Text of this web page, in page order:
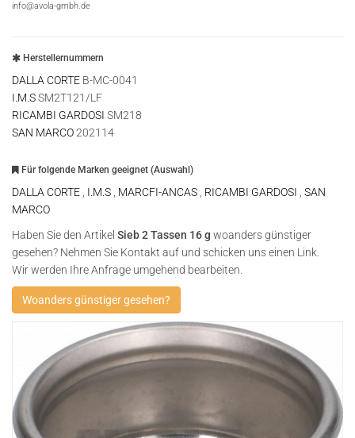
info@avola-gmbh.de
Herstellernummern
DALLA CORTE B-MC-0041
I.M.SSM2T121/LF
RICAMBI GARDOSI SM218
SAN MARCO202114
Für folgende Marken geeignet (Auswahl)
DALLA CORTE I.M.S MARCFI-ANCAS RICAMBI GARDOSI
SAN
MARCO
Haben Sie den Artikel Sieb 2 Tassen 16 g woanders günstiger
gesehen? Nehmen Sie Kontakt auf und schicken uns einen Link.
Wir werden Ihre Anfrage umgehend bearbeiten.
Woanders günstiger gesehen?